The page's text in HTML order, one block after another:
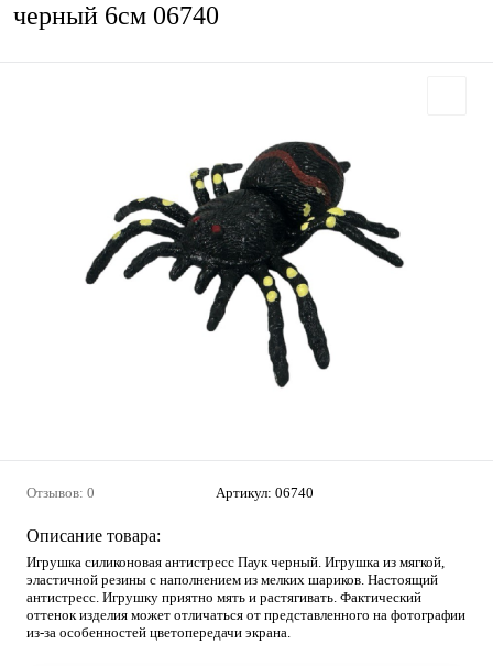
черный 6см 06740
Отзывов: 0 Артикул: 06740
Описание товара:
Игрушка силиконовая антистресс Паук черный. Игрушка из мягкой,
эластичной резины с наполнением из мелких шариков. Настоящий
антистресс. Игрушку приятно мять и растягивать. Фактический
оттенок изделия может отличаться от представленного на фотографии
из-за особенностей цветопередачи экрана.